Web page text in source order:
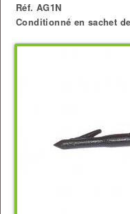
Réf. AG1N
Conditionné en sachet